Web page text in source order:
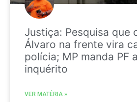
Justiça: Pesquisa que
Álvaro na frente vira
polícia; MP manda PF
inquérito
VER MATÉRIA »